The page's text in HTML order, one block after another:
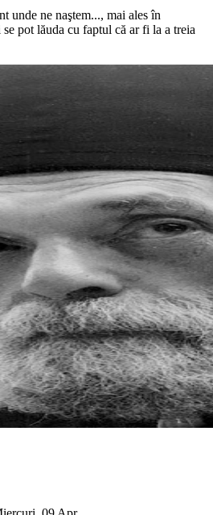
unde ne naştem..., mai ales în
pot lăuda cu faptul că ar fi la a treia